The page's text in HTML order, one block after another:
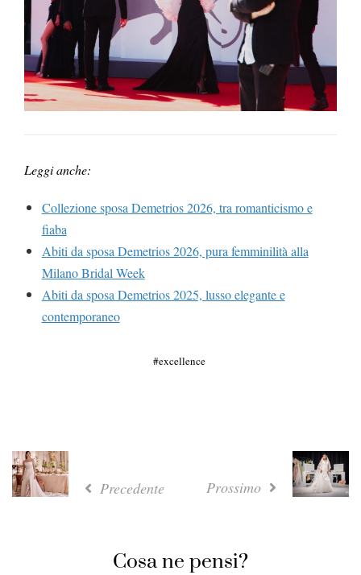
Leggi anche:
Collezione sposa Demetrios 2026, tra romanticismo e
fiaba
Abiti da sposa Demetrios 2026, pura femminilità alla
Milano Bridal Week
Abiti da sposa Demetrios 2025, lusso elegante e
contemporaneo
excellence
Precedente Prossimo
Cosa ne pensi?